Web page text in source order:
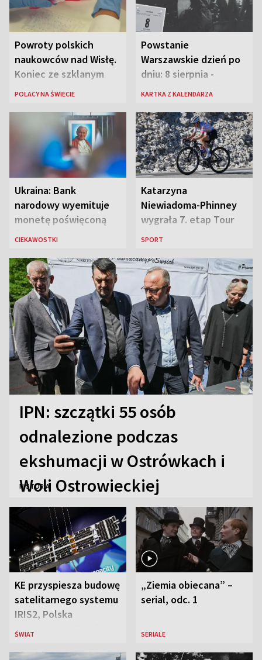
Powroty polskich
naukowców nad Wisłę.
Koniec ze szklanym
sufitem
POLACY NA ŚWIECIE
Powstanie
Warszawskie dzień po
dniu: 8 sierpnia -
rozbrzmiewa radio
„Antka Rozpylacza”
KARTKA Z KALENDARZA
Ukraina: Bank
narodowy wyemituje
monetę poświęconą
św. Janowi Pawłowi II
CIEKAWOSTKI
Katarzyna
Niewiadoma-Phinney
wygrała 7. etap Tour
de France i została
SPORT
IPN: szczątki 55 osób
odnalezione podczas
ekshumacji w Ostrówkach i
Woli Ostrowieckiej
HISTORIA
KE przyspiesza budowę
satelitarnego systemu
IRIS2, Polska
przeznaczy 656 mln
ŚWIAT
„Ziemia obiecana” –
serial, odc. 1
SERIALE